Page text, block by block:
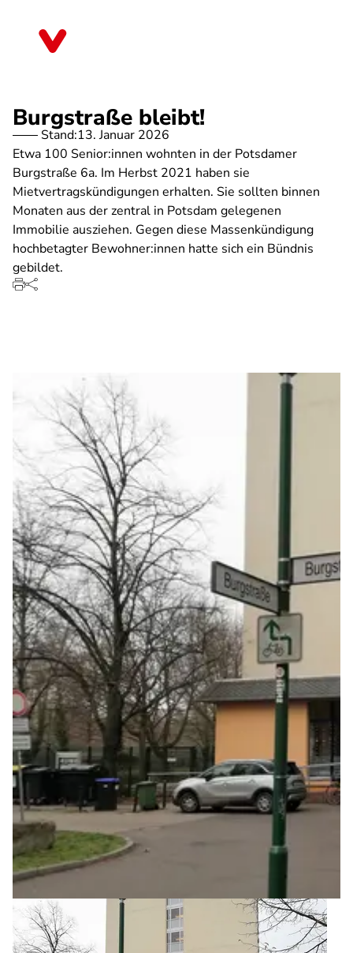
Burgstraße bleibt!
Stand:13. Januar 2026
Etwa 100 Senior:innen wohnten in der Potsdamer
Burgstraße 6a. Im Herbst 2021 haben sie
Mietvertragskündigungen erhalten. Sie sollten binnen
Monaten aus der zentral in Potsdam gelegenen
Immobilie ausziehen. Gegen diese Massenkündigung
hochbetagter Bewohner:innen hatte sich ein Bündnis
gebildet.